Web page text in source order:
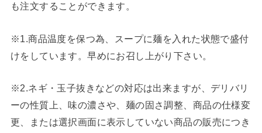
も注文することができます。
※1.商品温度を保つ為、スープに麺を入れた状態で盛付
けをしています。早めにお召し上がり下さい。
※2.ネギ・玉子抜きなどの対応は出来ますが、デリバリ
ーの性質上、味の濃さや、麺の固さ調整、商品の仕様変
更、または選択画面に表示していない商品の販売につき